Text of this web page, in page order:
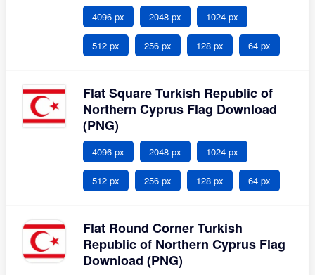
4096 px 2048 px 1024 px
512 px 256 px 128 px 64 px
Flat Square Turkish Republic of
Northern Cyprus Flag Download
(PNG)
4096 px 2048 px 1024 px
512 px 256 px 128 px 64 px
Flat Round Corner Turkish
Republic of Northern Cyprus Flag
Download (PNG)